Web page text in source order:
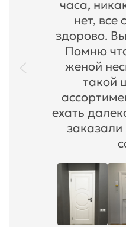
часа,
нет, все
здорово.
Помню
женой
такой
ехать